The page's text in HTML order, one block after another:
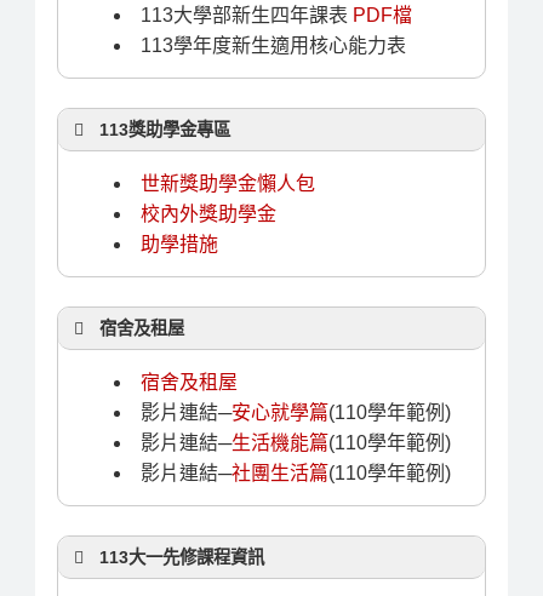
113大學部新生四年課表 PDF檔
113學年度新生適用核心能力表
113獎助學金專區
世新獎助學金懶人包
校內外獎助學金
助學措施
宿舍及租屋
宿舍及租屋
影片連結─安心就學篇(110學年範例)
影片連結─生活機能篇(110學年範例)
影片連結─社團生活篇(110學年範例)
113大一先修課程資訊